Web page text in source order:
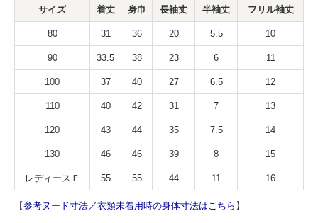
サイズ
着丈 身巾 長袖丈 半袖丈 フリル袖丈
80 31 36 20 5.5 10
90 33.5 38 23 6 11
100 37 40 27 6.5 12
110 40 42 31 7 13
120 43 44 35 7.5 14
130 46 46 39 8 15
レディースＦ 55 55 44 11 16
【参考ヌード寸法／衣類未着用時の身体寸法はこちら 】